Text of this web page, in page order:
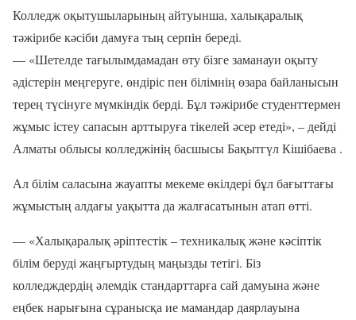
Колледж оқытушыларының айтуынша, халықаралық
тәжірибе кәсіби дамуға тың серпін береді.
— «Шетелде тағылымдамадан өту бізге заманауи оқыту
әдістерін меңгеруге, өндіріс пен білімнің өзара байланысын
терең түсінуге мүмкіндік берді. Бұл тәжірибе студенттермен
жұмыс істеу сапасын арттыруға тікелей әсер етеді», – дейді
Алматы облысы колледжінің басшысы Бақытгүл Кішібаева .
Ал білім саласына жауапты мекеме өкілдері бұл бағыттағы
жұмыстың алдағы уақытта да жалғасатынын атап өтті.
— «Халықаралық әріптестік – техникалық және кәсіптік
білім беруді жаңғыртудың маңызды тетігі. Біз
колледждердің әлемдік стандарттарға сай дамуына және
еңбек нарығына сұранысқа ие мамандар даярлауына